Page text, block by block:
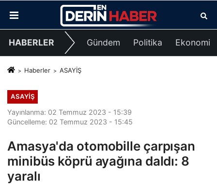
HABERLER Gündem Politika Ekonomi
Haberler ASAYİŞ
ASAYİŞ
Yayınlanma: 02 Temmuz 2023 - 15:39
Güncelleme: 02 Temmuz 2023 - 15:45
Amasya'da otomobille çarpışan
minibüs köprü ayağına daldı: 8
yaralı